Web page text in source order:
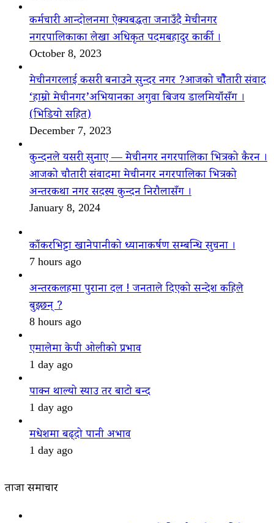
कर्मचारी आन्दोलनमा ऐक्यबद्धता जनाउँदै मेचीनगर
नगरपालिकाका लेखा अधिकृत पदमबहादुर कार्की ।
October 8, 2023
मेचीनगरलाई कसरी बनाउने सुन्दर नगर ?आजको चौैतारी संवाद
‘हाम्रो मेचीनगर’अभियानका अगुवा बिजय डालमियाँसँग ।
(भिडियो सहित)
December 7, 2023
कुन्दनले यसरी सुनाए — मेचीनगर नगरपालिका भित्रको कैरन ।
आजको चौतारी संवादमा मेचीनगर नगरपालिका भित्रको
अन्तरकथा नगर सदस्य कुन्दन निरौलासँग ।
January 8, 2024
काँकरभिट्टा खानेपानीको ध्यानाकर्षण सम्बन्धि सुचना ।
7 hours ago
अन्तरकलहमा पुराना दल ! जनताले दिएको सन्देश कहिले
बुझ्छन् ?
8 hours ago
एमालेमा केपी ओलीको प्रभाव
1 day ago
पाक्न थाल्यो स्याउ तर बाटो बन्द
1 day ago
मधेशमा बढ्दो पानी अभाव
1 day ago
ताजा समाचार